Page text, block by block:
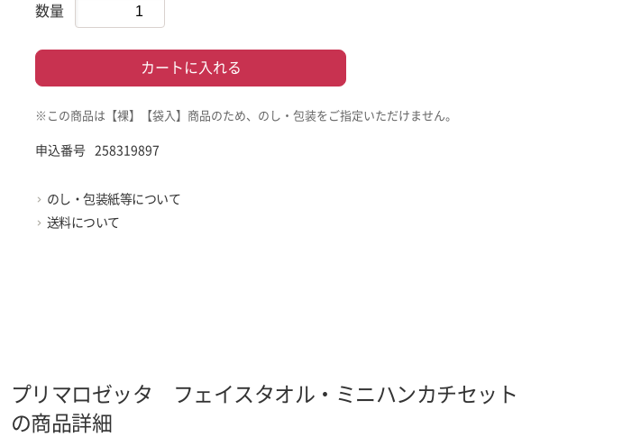
数量
カートに入れる
※この商品は【裸】【袋入】商品のため、のし・包装をご指定いただけません。
申込番号 258319897
のし・包装紙等について
送料について
プリマロゼッタ フェイスタオル・ミニハンカチセット
の商品詳細